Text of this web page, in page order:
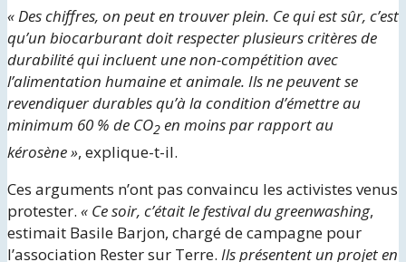
« Des chiffres, on peut en trouver plein. Ce qui est sûr, c’est
qu’un biocarburant doit respecter plusieurs critères de
durabilité qui incluent une non-compétition avec
l’alimentation humaine et animale. Ils ne peuvent se
revendiquer durables qu’à la condition d’émettre au
minimum 60 % de CO2 en moins par rapport au
kérosène », explique-t-il.
Ces arguments n’ont pas convaincu les activistes venus
protester. « Ce soir, c’était le festival du greenwashing,
estimait Basile Barjon, chargé de campagne pour
l’association Rester sur Terre. Ils présentent un projet en